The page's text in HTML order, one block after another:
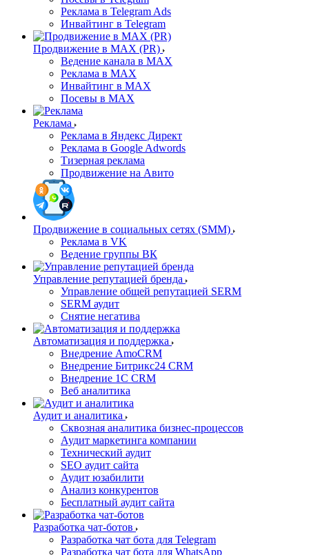
Реклама в Telegram Ads
Инвайтинг в Telegram
Продвижение в MAX (PR)
Ведение канала в MAX
Реклама в MAX
Инвайтинг в MAX
Посевы в MAX
Реклама
Реклама в Яндекс Директ
Реклама в Google Adwords
Тизерная реклама
Продвижение на Авито
Продвижение в социальных сетях (SMM)
Реклама в VK
Ведение группы ВК
Управление репутацией бренда
Управление общей репутацией SERM
SERM аудит
Снятие негатива
Автоматизация и поддержка
Внедрение AmoCRM
Внедрение Битрикс24 CRM
Внедрение 1C CRM
Веб аналитика
Аудит и аналитика
Сквозная аналитика бизнес-процессов
Аудит маркетинга компании
Технический аудит
SEO аудит сайта
Аудит юзабилити
Анализ конкурентов
Бесплатный аудит сайта
Разработка чат-ботов
Разработка чат бота для Telegram
Разработка чат бота для WhatsApp